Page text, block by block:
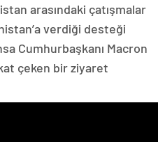
arasındaki çatışmalar
verdiği desteği
Cumhurbaşkanı Macron
çeken bir ziyaret